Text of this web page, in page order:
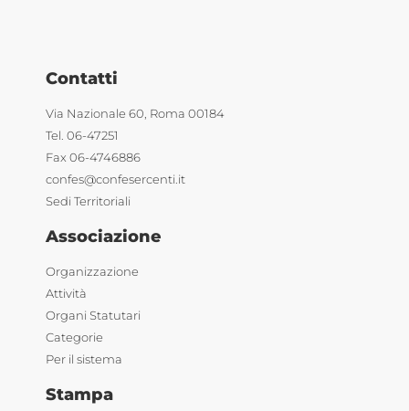
Contatti
Via Nazionale 60, Roma 00184
Tel. 06-47251
Fax 06-4746886
confes@confesercenti.it
Sedi Territoriali
Associazione
Organizzazione
Attività
Organi Statutari
Categorie
Per il sistema
Stampa